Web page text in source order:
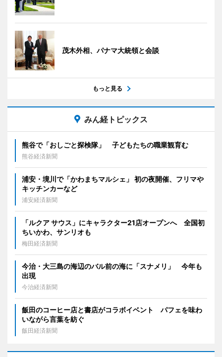
茂木外相、パナマ大統領と会談
もっと見る
みん経トピックス
熊谷で「おしごと探検隊」 子どもたちの職業観育む
熊谷経済新聞
浦安・境川で「かわまちマルシェ」 初の夜開催、フリマや
キッチンカーなど
浦安経済新聞
「ルクア サウス」にキャラクター21店オープンへ 全国初
ちいかわ、サンリオも
梅田経済新聞
今治・大三島の海辺のバル前の海に「スナメリ」 今年も
出現
今治経済新聞
飯田のコーヒー店と書店がコラボイベント パフェを味わ
いながら言葉を紡ぐ
飯田経済新聞